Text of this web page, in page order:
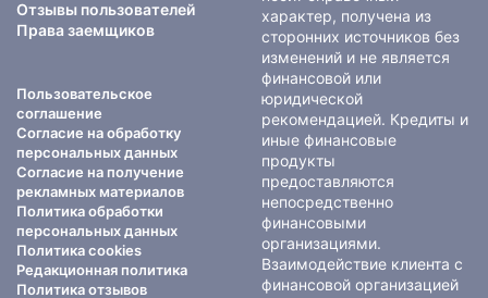
Отзывы пользователей
Права заемщиков
Пользовательское
соглашение
Согласие на обработку
персональных данных
Согласие на получение
рекламных материалов
Политика обработки
персональных данных
Политика cookies
Редакционная политика
Политика отзывов
характер, получена из
сторонних источников без
изменений и не является
финансовой или
юридической
рекомендацией. Кредиты и
иные финансовые
продукты
предоставляются
непосредственно
финансовыми
организациями.
Взаимодействие клиента с
финансовой организацией